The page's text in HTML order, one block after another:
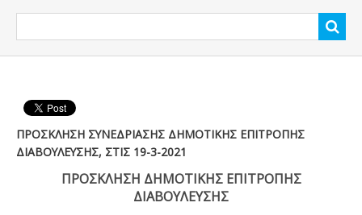
ΠΡΟΣΚΛΗΣΗ ΣΥΝΕΔΡΙΑΣΗΣ ΔΗΜΟΤΙΚΗΣ ΕΠΙΤΡΟΠΗΣ
ΔΙΑΒΟΥΛΕΥΣΗΣ, ΣΤΙΣ 19-3-2021
ΠΡΟΣΚΛΗΣΗ ΔΗΜΟΤΙΚΗΣ ΕΠΙΤΡΟΠΗΣ
ΔΙΑΒΟΥΛΕΥΣΗΣ